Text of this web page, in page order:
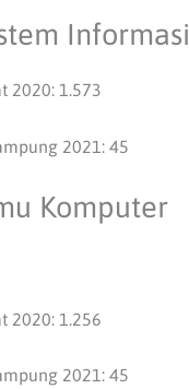
Informasi
2020: 1.573
2021: 45
Komputer
2020: 1.256
2021: 45